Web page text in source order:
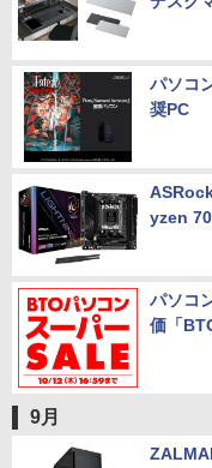
パソコ
奨PC
yzen
パソコ
価「
9月